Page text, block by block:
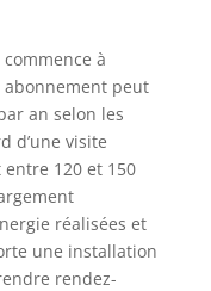
à
abonnement peut
an selon les
d’une visite
120 et 150
réalisées et
une installation
rendez-